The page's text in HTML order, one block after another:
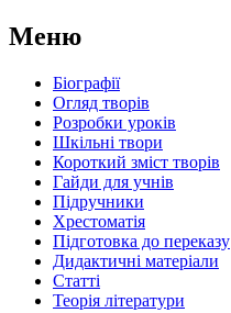
Меню
Біографії
Огляд творів
Розробки уроків
Шкільні твори
Короткий зміст творів
Гайди для учнів
Підручники
Хрестоматія
Підготовка до переказу
Дидактичні матеріали
Статті
Теорія літератури